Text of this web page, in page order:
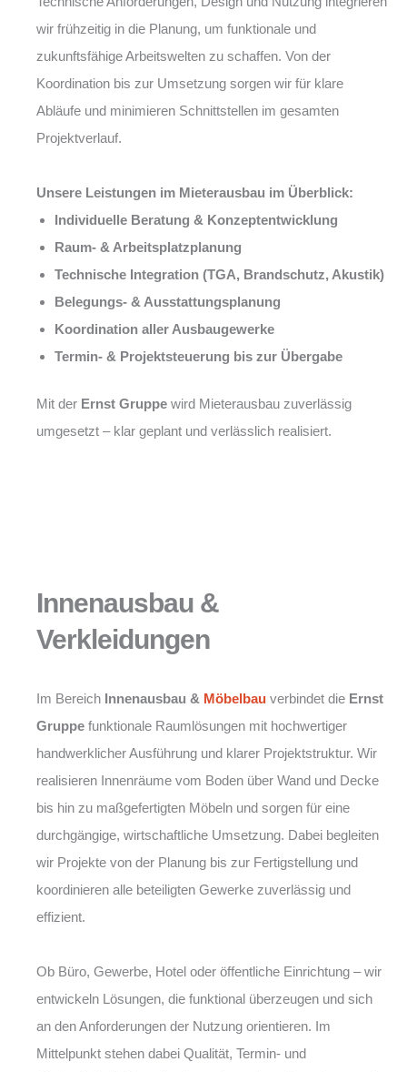
wir frühzeitig in die Planung, um funktionale und
zukunftsfähige Arbeitswelten zu schaffen. Von der
Koordination bis zur Umsetzung sorgen wir für klare
Abläufe und minimieren Schnittstellen im gesamten
Projektverlauf.
Unsere Leistungen im Mieterausbau im Überblick:
Individuelle Beratung & Konzeptentwicklung
Raum- & Arbeitsplatzplanung
Technische Integration (TGA, Brandschutz, Akustik)
Belegungs- & Ausstattungsplanung
Koordination aller Ausbaugewerke
Termin- & Projektsteuerung bis zur Übergabe
Mit der Ernst Gruppe wird Mieterausbau zuverlässig
umgesetzt – klar geplant und verlässlich realisiert.
Innenausbau &
Verkleidungen
Im Bereich Innenausbau & Möbelbau verbindet die Ernst
Gruppe funktionale Raumlösungen mit hochwertiger
handwerklicher Ausführung und klarer Projektstruktur. Wir
realisieren Innenräume vom Boden über Wand und Decke
bis hin zu maßgefertigten Möbeln und sorgen für eine
durchgängige, wirtschaftliche Umsetzung. Dabei begleiten
wir Projekte von der Planung bis zur Fertigstellung und
koordinieren alle beteiligten Gewerke zuverlässig und
effizient.
Ob Büro, Gewerbe, Hotel oder öffentliche Einrichtung – wir
entwickeln Lösungen, die funktional überzeugen und sich
an den Anforderungen der Nutzung orientieren. Im
Mittelpunkt stehen dabei Qualität, Termin- und